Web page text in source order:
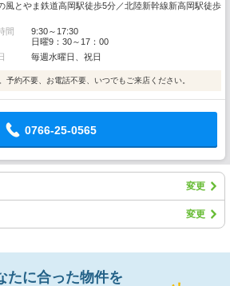
風とやま鉄道高岡駅徒歩5分／北陸新幹線新高岡駅徒歩
間
9:30～17:30
日曜9：30～17：00
毎週水曜日、祝日
予約不要、お電話不要、いつでもご来店ください。
0766-25-0565
変更
変更
たに合った物件を